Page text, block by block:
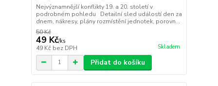
Nejvýznamnější konflikty 19. a 20. století v
podrobném pohledu Detailní sled událostí den za
dnem, nákresy, plány rozmístění jednotek, porovn...
50 Kč
49 Kč/ks
49 Kč bez DPH Skladem
Přidat do košíku